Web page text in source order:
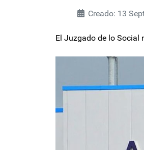
Creado: 13
El Juzgado de lo Social